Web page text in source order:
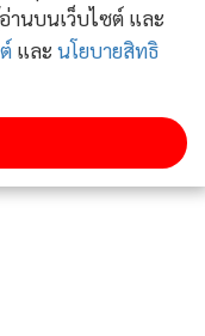
นบนเว็บไซต์ และ
และ นโยบายสิทธิ